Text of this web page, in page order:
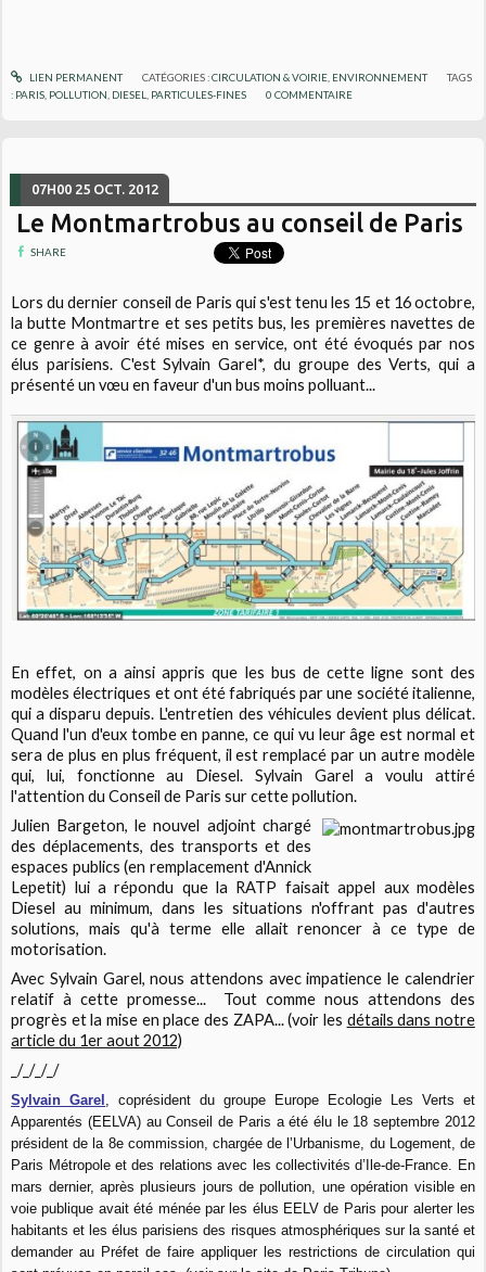
LIEN PERMANENT CATÉGORIES :CIRCULATION & VOIRIE, ENVIRONNEMENT
TAGS
: PARIS POLLUTION DIESEL PARTICULES-FINES 0 COMMENTAIRE
07H00 25 OCT. 2012
Le Montmartrobus au conseil de Paris
SHARE
Lors du dernier conseil de Paris qui s'est tenu les 15 et 16 octobre,
la butte Montmartre et ses petits bus, les premières navettes de
ce genre à avoir été mises en service, ont été évoqués par nos
élus parisiens. C'est Sylvain Garel*, du groupe des Verts, qui a
présenté un vœu en faveur d'un bus moins polluant...
En effet, on a ainsi appris que les bus de cette ligne sont des
modèles électriques et ont été fabriqués par une société italienne,
qui a disparu depuis. L'entretien des véhicules devient plus délicat.
Quand l'un d'eux tombe en panne, ce qui vu leur âge est normal et
sera de plus en plus fréquent, il est remplacé par un autre modèle
qui, lui, fonctionne au Diesel. Sylvain Garel a voulu attiré
l'attention du Conseil de Paris sur cette pollution.
Julien Bargeton, le nouvel adjoint chargé
des déplacements, des transports et des
espaces publics (en remplacement d'Annick
Lepetit) lui a répondu que la RATP faisait appel aux modèles
Diesel au minimum, dans les situations n'offrant pas d'autres
solutions, mais qu'à terme elle allait renoncer à ce type de
motorisation.
Avec Sylvain Garel, nous attendons avec impatience le calendrier
relatif à cette promesse... Tout comme nous attendons des
progrès et la mise en place des ZAPA... (voir les détails dans notre
article du 1er aout 2012)
_/_/_/_/
Sylvain Garel , coprésident du groupe Europe Ecologie Les Verts et
Apparentés (EELVA) au Conseil de Paris a été élu le 18 septembre 2012
président de la 8e commission, chargée de l’Urbanisme, du Logement, de
Paris Métropole et des relations avec les collectivités d’Ile-de-France. En
mars dernier, après plusieurs jours de pollution, une opération visible en
voie publique avait été ménée par les élus EELV de Paris pour alerter les
habitants et les élus parisiens des risques atmosphériques sur la santé et
demander au Préfet de faire appliquer les restrictions de circulation qui